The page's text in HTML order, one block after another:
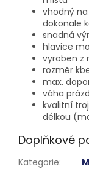
vhodný
dokonale
snadná
hlavice
vyroben z
rozměr
max.
váha
kvalitní
délkou
Doplňkové
Kategorie: